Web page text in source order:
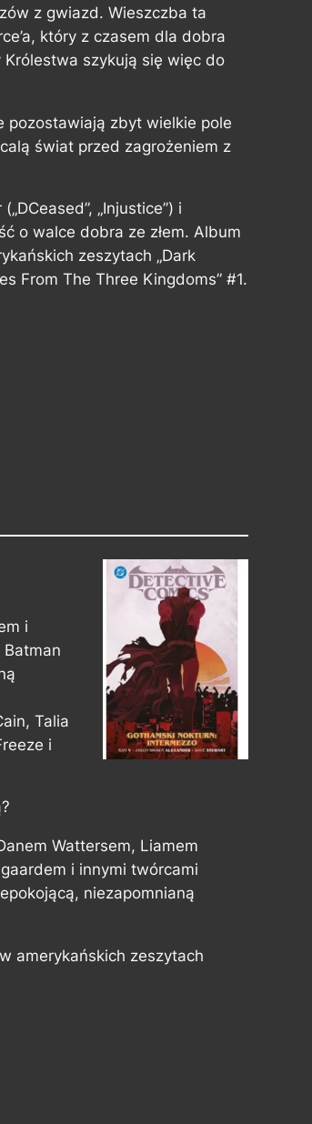
z gwiazd. Wieszczba ta
który z czasem dla dobra
szykują się więc do
pozostawiają zbyt wielkie pole
świat przed zagrożeniem z
„Injustice”) i
o walce dobra ze złem. Album
zeszytach „Dark
From The Three Kingdoms” #1.
i
Batman
Talia
i
Wattersem, Liamem
i innymi twórcami
niezapomnianą
amerykańskich zeszytach